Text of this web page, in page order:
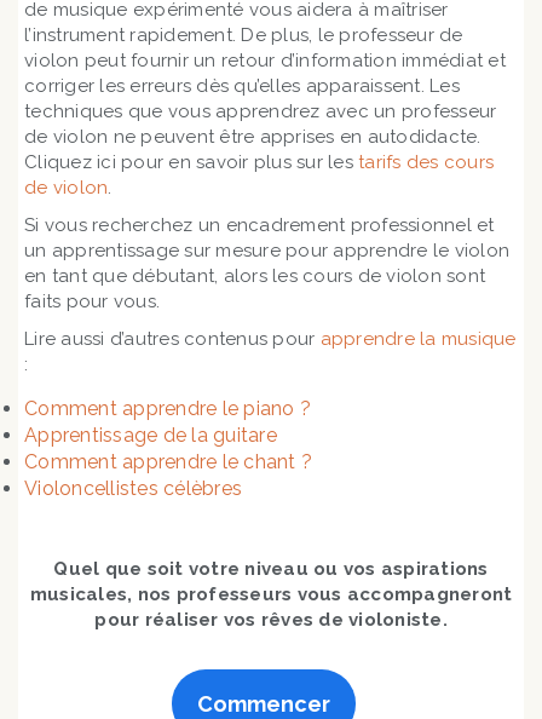
de musique expérimenté vous aidera à maîtriser
l’instrument rapidement. De plus, le professeur de
violon peut fournir un retour d’information immédiat et
corriger les erreurs dès qu’elles apparaissent. Les
techniques que vous apprendrez avec un professeur
de violon ne peuvent être apprises en autodidacte.
Cliquez ici pour en savoir plus sur les tarifs des cours
de violon.
Si vous recherchez un encadrement professionnel et
un apprentissage sur mesure pour apprendre le violon
en tant que débutant, alors les cours de violon sont
faits pour vous.
Lire aussi d’autres contenus pour apprendre la musique
:
Comment apprendre le piano ?
Apprentissage de la guitare
Comment apprendre le chant ?
Violoncellistes célèbres
Quel que soit votre niveau ou vos aspirations
musicales, nos professeurs vous accompagneront
pour réaliser vos rêves de violoniste.
Commencer